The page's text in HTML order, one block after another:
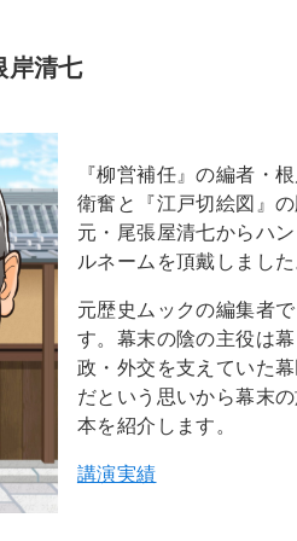
岸清七
『柳営補任』の編者・
衛奮と『江戸切絵図』
元・尾張屋清七からハ
ルネームを頂戴しまし
元歴史ムックの編集者で
す。幕末の陰の主役は幕
政・外交を支えていた
だという思いから幕末
本を紹介します。
講演実績